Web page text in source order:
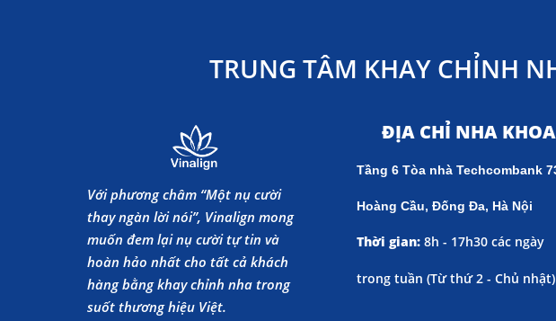
TRUNG TÂM KHAY CHỈNH
Với phương châm “Một nụ cười
thay ngàn lời nói”, Vinalign mong
muốn đem lại nụ cười tự tin và
hoàn hảo nhất cho tất cả khách
hàng bằng khay chỉnh nha trong
suốt thương hiệu Việt.
ĐỊA CHỈ NHA KHOA
Tầng 6 Tòa nhà Techcombank
Hoàng Cầu, Đống Đa, Hà Nội
Thời gian: 8h - 17h30 các ngày
trong tuần (Từ thứ 2 - Chủ nhật)